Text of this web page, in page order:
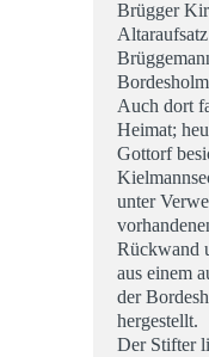
Brügger
Auch dort
Heimat;
Gottorf
unter
Rückwand
aus einem
der
hergestellt.
Der Stifter